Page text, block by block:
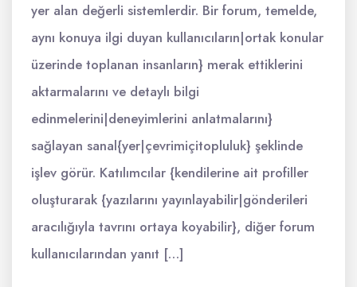
yer alan değerli sistemlerdir. Bir forum, temelde,
aynı konuya ilgi duyan kullanıcıların|ortak konular
üzerinde toplanan insanların} merak ettiklerini
aktarmalarını ve detaylı bilgi
edinmelerini|deneyimlerini anlatmalarını}
sağlayan sanal{yer|çevrimiçitopluluk} şeklinde
işlev görür. Katılımcılar {kendilerine ait profiller
oluşturarak {yazılarını yayınlayabilir|gönderileri
aracılığıyla tavrını ortaya koyabilir}, diğer forum
kullanıcılarından yanıt […]